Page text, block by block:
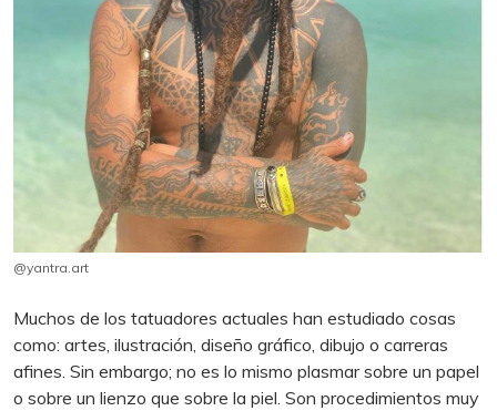
@yantra.art
Muchos de los tatuadores actuales han estudiado cosas
como: artes, ilustración, diseño gráfico, dibujo o carreras
afines. Sin embargo; no es lo mismo plasmar sobre un papel
o sobre un lienzo que sobre la piel. Son procedimientos muy